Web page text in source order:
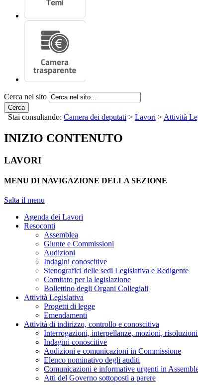
Cerca nel sito
Cerca
Stai consultando: Camera dei deputati > Lavori > Attività
INIZIO CONTENUTO
LAVORI
MENU DI NAVIGAZIONE DELLA SEZIONE
Salta il menu
Agenda dei Lavori
Resoconti
Assemblea
Giunte e Commissioni
Audizioni
Indagini conoscitive
Stenografici delle sedi Legislativa e Redigente
Comitato per la legislazione
Bollettino degli Organi Collegiali
Attività Legislativa
Progetti di legge
Emendamenti
Attività di indirizzo, controllo e conoscitiva
Interrogazioni, interpellanze, mozioni,
Indagini conoscitive
Audizioni e comunicazioni in Commissione
Elenco nominativo degli auditi
Comunicazioni e informative urgenti in
Atti del Governo sottoposti a parere